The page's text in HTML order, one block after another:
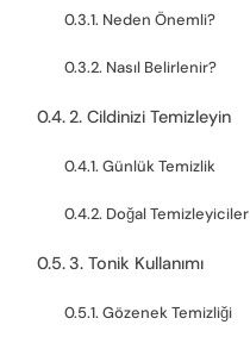
Neden Önemli?
Nasıl Belirlenir?
2. Cildinizi Temizleyin
Günlük Temizlik
Doğal Temizleyiciler
3. Tonik Kullanımı
Gözenek Temizliği